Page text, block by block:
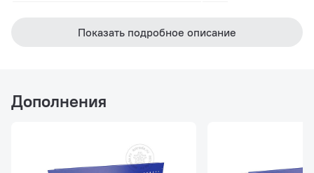
Показать подробное описание
Дополнения